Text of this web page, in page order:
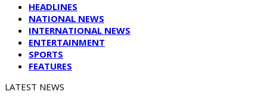
HEADLINES
NATIONAL NEWS
INTERNATIONAL NEWS
ENTERTAINMENT
SPORTS
FEATURES
LATEST NEWS